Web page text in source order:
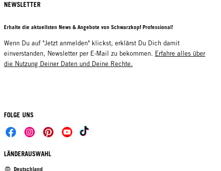
NEWSLETTER
Erhalte die aktuellsten News & Angebote von Schwarzkopf Professional!
Wenn Du auf "Jetzt anmelden" klickst, erklärst Du Dich damit
einverstanden, Newsletter per E-Mail zu bekommen. Erfahre alles über
die Nutzung Deiner Daten und Deine Rechte.
FOLGE UNS
LÄNDERAUSWAHL
Deutschland